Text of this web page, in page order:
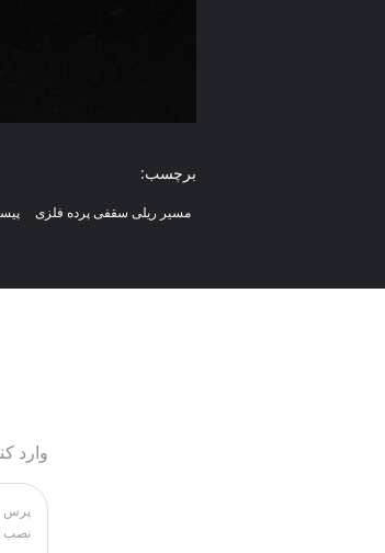
برچسب:
مسیر ریلی سقفی پرده فلزی
وارد